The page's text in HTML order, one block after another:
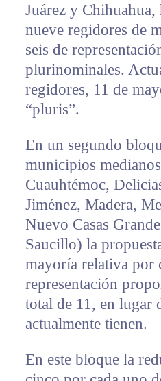
Juárez y Chihuahua,
nueve regidores de
seis de
plurinominales.
regidores, 11 de
“pluris”.
En un segundo
municipios
Cuauhtémoc,
Jiménez, Madera,
Nuevo Casas
Saucillo) la
mayoría relativa por
representación
total de 11, en lugar
actualmente tienen.
En este bloque la